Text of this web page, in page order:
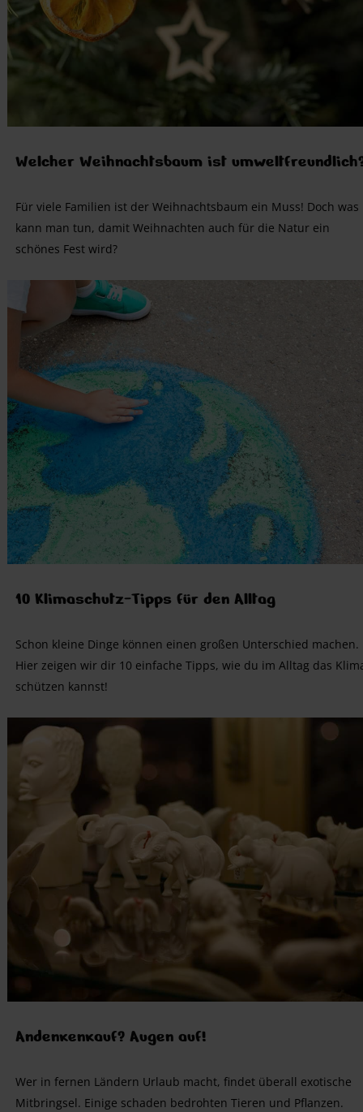
Welcher Weihnachtsbaum ist
Für viele Familien ist der Weihnachtsbaum ein Muss! Doch was
kann man tun, damit Weihnachten auch für die Natur ein
schönes Fest wird?
10 Klimaschutz-Tipps für den Alltag
Schon kleine Dinge können einen großen Unterschied machen.
Hier zeigen wir dir 10 einfache Tipps, wie du im Alltag das
schützen kannst!
Andenkenkauf? Augen auf!
Wer in fernen Ländern Urlaub macht, findet überall exotische
Mitbringsel. Einige schaden bedrohten Tieren und Pflanzen.